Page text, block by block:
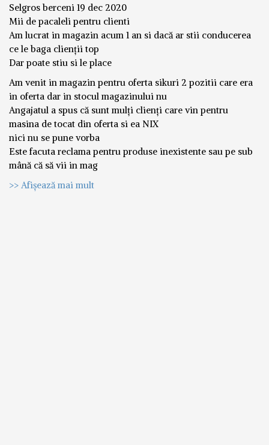
Selgros berceni 19 dec 2020
Mii de pacaleli pentru clienti
Am lucrat in magazin acum 1 an si dacă ar stii conducerea
ce le baga clienții top
Dar poate stiu si le place
Am venit in magazin pentru oferta sikuri 2 pozitii care era
in oferta dar in stocul magazinului nu
Angajatul a spus că sunt mulți clienți care vin pentru
masina de tocat din oferta si ea NIX
nici nu se pune vorba
Este facuta reclama pentru produse inexistente sau pe sub
mână că să vii in mag
>> Afișează mai mult